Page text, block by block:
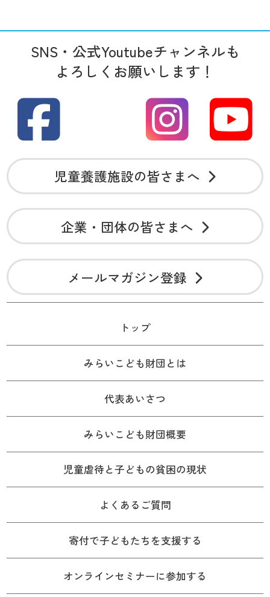
SNS・公式Youtubeチャンネルも
よろしくお願いします！
児童養護施設の皆さまへ
企業・団体の皆さまへ
メールマガジン登録
トップ
みらいこども財団とは
代表あいさつ
みらいこども財団概要
児童虐待と子どもの貧困の現状
よくあるご質問
寄付で子どもたちを支援する
オンラインセミナーに参加する